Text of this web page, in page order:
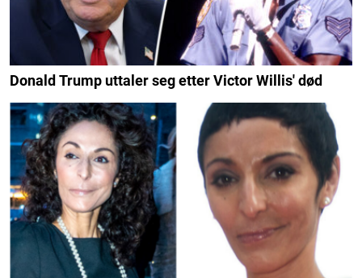
Donald Trump uttaler seg etter Victor Willis' død